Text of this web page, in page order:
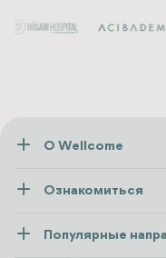
О Wellcome
Пресса
Ознакомиться
Wellness
Популярные
посмотреть все